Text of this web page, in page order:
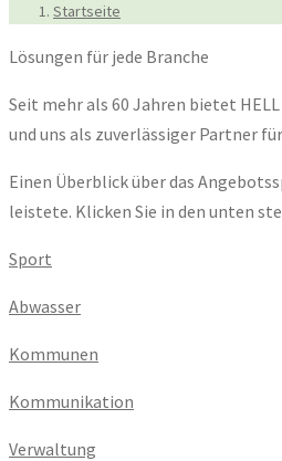
Startseite
Lösungen für jede Branche
Seit mehr als 60 Jahren bietet
und uns als zuverlässiger Partner
Einen Überblick über das
leistete. Klicken Sie in den unten
Sport
Abwasser
Kommunen
Kommunikation
Verwaltung